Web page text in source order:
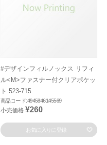
#デザインフィルノックス リフィ
ル<M>ファスナー付クリアポケッ
ト 523-715
商品コード:4945846145569
小売価格 ¥260
お気に入りに登録